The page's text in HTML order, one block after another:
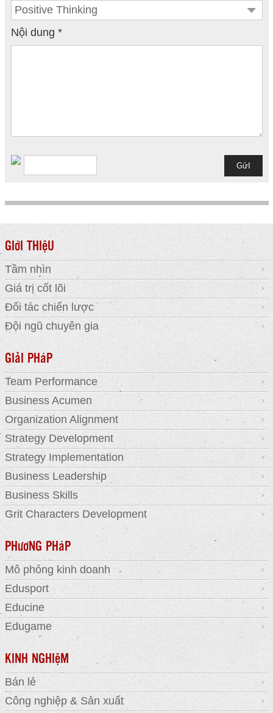
Nội dung *
GIớI THIệU
Tầm nhìn
Giá trị cốt lõi
Đối tác chiến lược
Đội ngũ chuyên gia
GIảI PHáP
Team Performance
Business Acumen
Organization Alignment
Strategy Development
Strategy Implementation
Business Leadership
Business Skills
Grit Characters Development
PHươNG PHáP
Mô phỏng kinh doanh
Edusport
Educine
Edugame
KINH NGHIệM
Bán lẻ
Công nghiệp & Sản xuất